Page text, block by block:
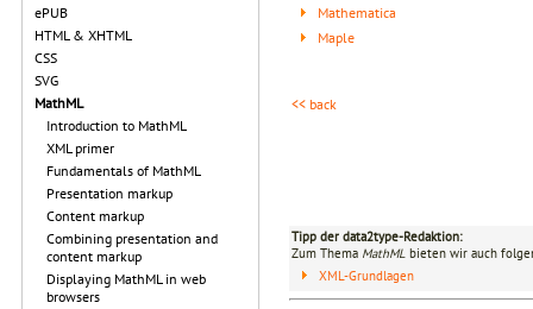
ePUB
HTML & XHTML
CSS
SVG
MathML
Introduction to MathML
XML primer
Fundamentals of MathML
Presentation markup
Content markup
Combining presentation and
content markup
Displaying MathML in web
browsers
Mathematica
Maple
<< back
Tipp der data2type-Redaktion:
Zum Thema MathML bieten wir auch
XML-Grundlagen